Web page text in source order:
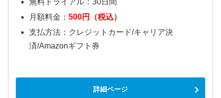
月額料金： 500円（税込）
支払方法：クレジットカード/キャリア決
済/Amazonギフト券
詳細ページ